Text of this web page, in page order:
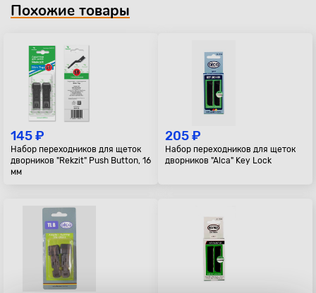
Похожие товары
145 ₽
Набор переходников для щеток
дворников "Rekzit" Push Button, 16
мм
205 ₽
Набор переходников для щеток
дворников "Alca" Key Lock